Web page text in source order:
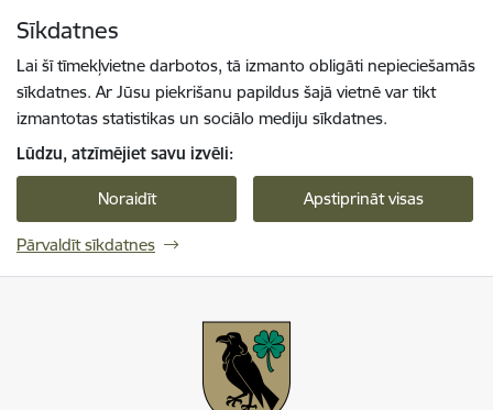
Sīkdatnes
Lai šī tīmekļvietne darbotos, tā izmanto obligāti nepieciešamās
sīkdatnes. Ar Jūsu piekrišanu papildus šajā vietnē var tikt
izmantotas statistikas un sociālo mediju sīkdatnes.
Lūdzu, atzīmējiet savu izvēli:
Noraidīt Apstiprināt visas
Pārvaldīt sīkdatnes